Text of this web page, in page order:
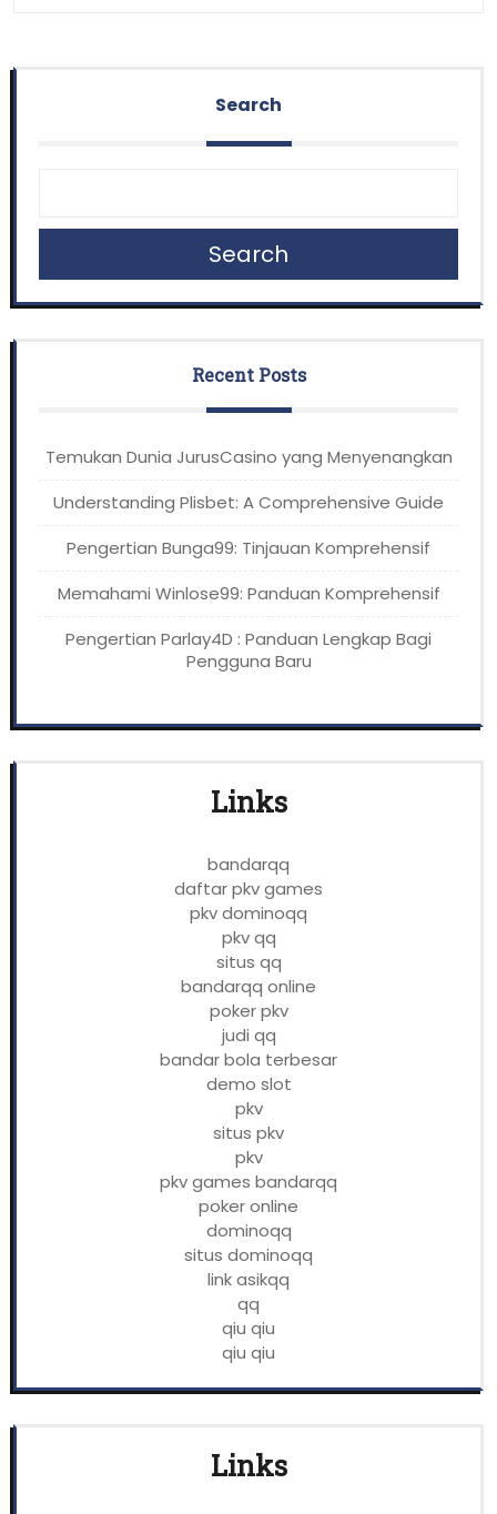
Search
Search
Recent Posts
Temukan Dunia JurusCasino yang Menyenangkan
Understanding Plisbet: A Comprehensive Guide
Pengertian Bunga99: Tinjauan Komprehensif
Memahami Winlose99: Panduan Komprehensif
Pengertian Parlay4D : Panduan Lengkap Bagi
Pengguna Baru
Links
bandarqq
daftar pkv games
pkv dominoqq
pkv qq
situs qq
bandarqq online
poker pkv
judi qq
bandar bola terbesar
demo slot
pkv
situs pkv
pkv
pkv games bandarqq
poker online
dominoqq
situs dominoqq
link asikqq
qq
qiu qiu
qiu qiu
Links